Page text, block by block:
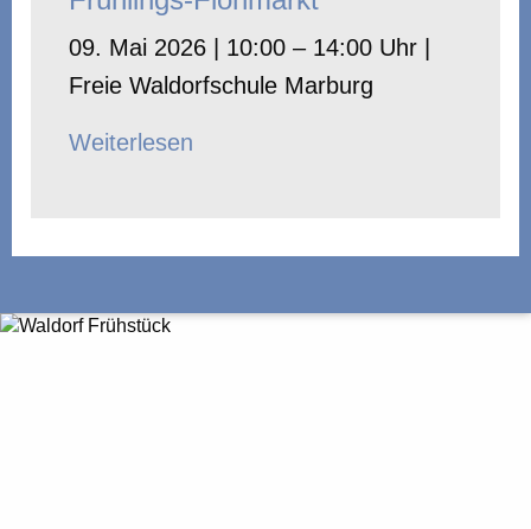
09. Mai 2026 | 10:00 – 14:00 Uhr |
Freie Waldorfschule Marburg
Weiterlesen